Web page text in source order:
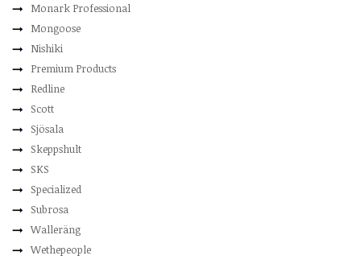
Monark Professional
Mongoose
Nishiki
Premium Products
Redline
Scott
Sjösala
Skeppshult
SKS
Specialized
Subrosa
Walleräng
Wethepeople